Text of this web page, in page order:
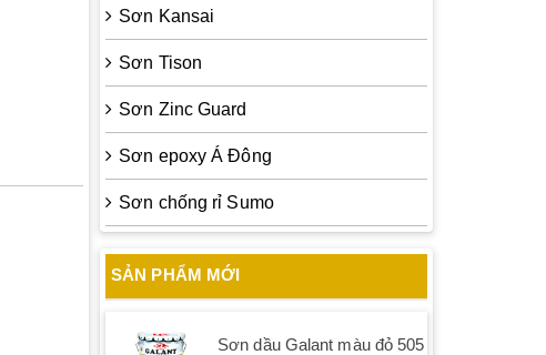
Sơn Kansai
Sơn Tison
Sơn Zinc Guard
Sơn epoxy Á Đông
Sơn chống rỉ Sumo
SẢN PHẨM MỚI
Sơn dầu Galant màu đỏ 505